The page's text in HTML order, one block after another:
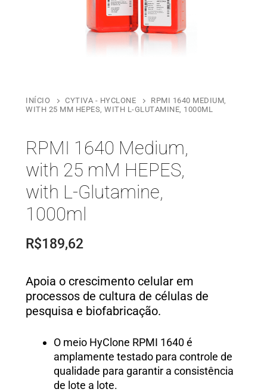
INÍCIO CYTIVA - HYCLONE
RPMI 1640 MEDIUM,
WITH 25 MM HEPES, WITH L-GLUTAMINE, 1000ML
RPMI 1640 Medium,
with 25 mM HEPES,
with L-Glutamine,
1000ml
R$189,62
Apoia o crescimento celular em
processos de cultura de células de
pesquisa e biofabricação.
O meio HyClone RPMI 1640 é
amplamente testado para controle de
qualidade para garantir a consistência
de lote a lote.